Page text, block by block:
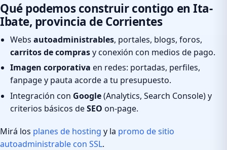
Qué podemos construir contigo en Ita-
Ibate, provincia de Corrientes
Webs autoadministrables, portales, blogs, foros,
carritos de comprasy conexión con medios de pago.
Imagen corporativa en redes: portadas, perfiles,
fanpage y pauta acorde a tu presupuesto.
Integración con Google(Analytics, Search Console) y
criterios básicos deSEO on-page.
Mirá los planes de hosting y la promo de sitio
autoadministrable con SSL.